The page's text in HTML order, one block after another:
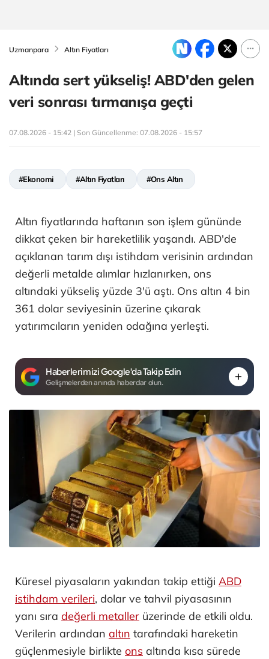
Uzmanpara Altın Fiyatları
Altında sert yükseliş! ABD'den gelen
veri sonrası tırmanışa geçti
07.08.2026 - 15:42 | Son Güncellenme: 07.08.2026 - 15:57
#Ekonomi #Altın Fiyatları #Ons Altın
Altın fiyatlarında haftanın son işlem gününde
dikkat çeken bir hareketlilik yaşandı. ABD'de
açıklanan tarım dışı istihdam verisinin ardından
değerli metalde alımlar hızlanırken, ons
altındaki yükseliş yüzde 3'ü aştı. Ons altın 4 bin
361 dolar seviyesinin üzerine çıkarak
yatırımcıların yeniden odağına yerleşti.
Haberlerimizi Google'da Takip Edin
Gelişmelerden anında haberdar olun.
Küresel piyasaların yakından takip ettiği ABD
istihdam verileri, dolar ve tahvil piyasasının
yanı sıra değerli metaller üzerinde de etkili oldu.
Verilerin ardından altın tarafındaki hareketin
güçlenmesiyle birlikte ons altında kısa sürede